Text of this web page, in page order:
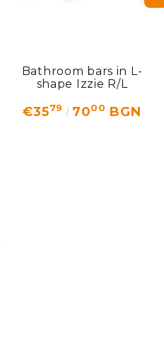
Bathroom bars in L-
shape Izzie R/L
€3579 7000 BGN